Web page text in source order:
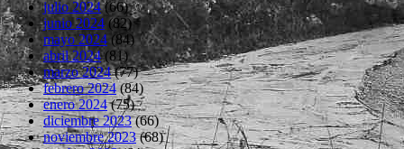
julio 2024(66)
junio 2024 (82)
mayo 2024(84)
abril 2024(81)
marzo 2024(77)
febrero 2024(84)
enero 2024(75)
diciembre 2023(66)
noviembre 2023(68)